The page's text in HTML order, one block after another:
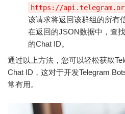
https://
该请求将返回该群组的所有
在返回的JSON数据中，查找
的Chat ID。
通过以上方法，您可以轻松获取
Chat ID，这对于开发Telegram
常有用。